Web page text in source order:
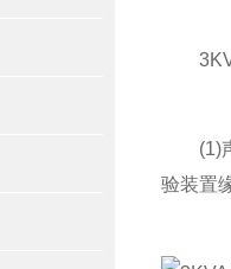
(1)声
验装置